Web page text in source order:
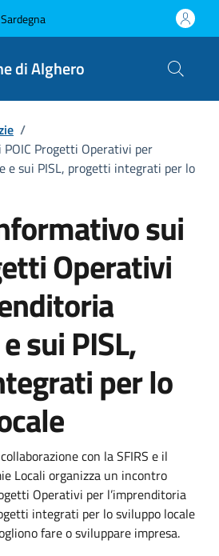
di Alghero
/
Progetti Operativi per
e sui PISL, progetti integrati per lo
sui
Operativi
sui PISL,
per lo
notiziacon la SFIRS e il
Locali organizza un incontro
Operativi per l’imprenditoria
integrati per lo sviluppo locale
fare o sviluppare impresa.